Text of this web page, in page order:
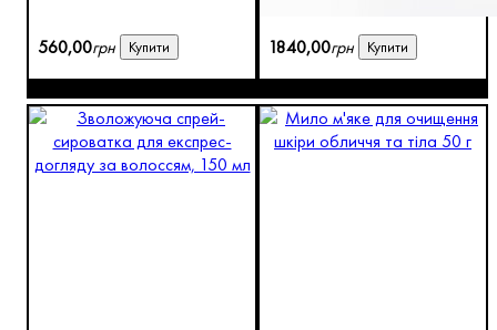
560,00грн Купити 1840,00грн Купити